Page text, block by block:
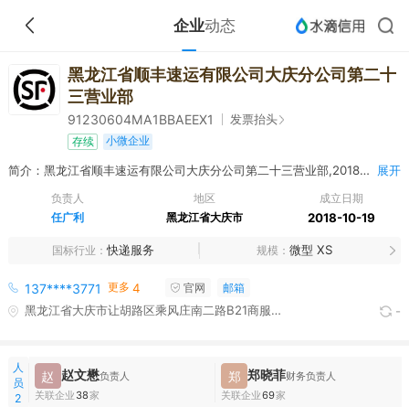
企业动态
黑龙江省顺丰速运有限公司大庆分公司第二十
三营业部
91230604MA1BBAEEX1 发票抬头
存续 小微企业
简介：黑龙江省顺丰速运有限公司大庆分公司第二十三营业部,2018年10月19日成立，经营范围包括许可项目：快递服务。 展开
负责人
任广利
地区
黑龙江省大庆市
成立日期
2018-10-19
国标行业 快递服务 规模 微型 XS
137****3771 更多 4 官网 邮箱
黑龙江省大庆市让胡路区乘风庄南二路B21商服楼一层从西向东南二路173号 -
人
员
2
赵 赵文懋负责人
关联企业 38家
郑 郑晓菲财务负责人
关联企业69家